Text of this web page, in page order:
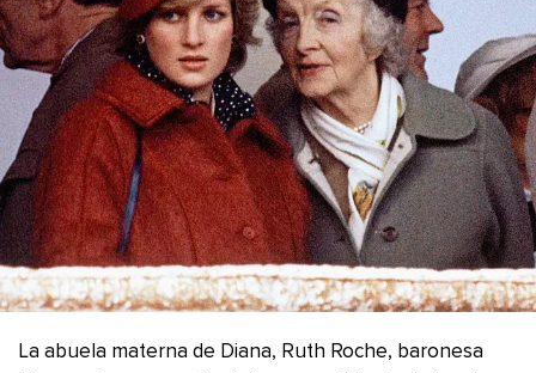
La abuela materna de Diana, Ruth Roche, baronesa